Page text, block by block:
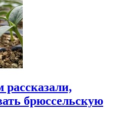
рассказали,
брюссельскую